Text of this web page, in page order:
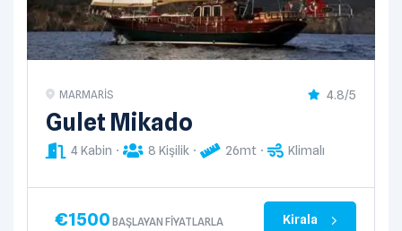
MARMARIS 4.8/5
Gulet Mikado
4 Kabin 8 Kişilik 26mt Klimalı
€1500 BAŞLAYAN FIYATLARLA Kirala